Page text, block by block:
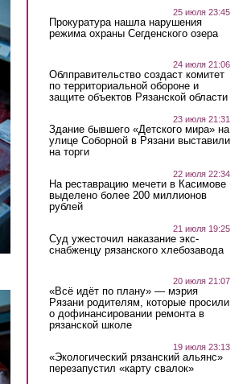
25 июля 23:45
Прокуратура нашла нарушения
режима охраны Сегденского озера
24 июля 21:06
Облправительство создаст комитет
по территориальной обороне и
защите объектов Рязанской области
23 июля 21:31
Здание бывшего «Детского мира» на
улице Соборной в Рязани выставили
на торги
22 июля 22:34
На реставрацию мечети в Касимове
выделено более 200 миллионов
рублей
21 июля 19:25
Суд ужесточил наказание экс-
снабженцу рязанского хлебозавода
20 июля 21:07
«Всё идёт по плану» — мэрия
Рязани родителям, которые просили
о дофинансировании ремонта в
рязанской школе
19 июля 23:13
«Экологический рязанский альянс»
перезапустил «карту свалок»